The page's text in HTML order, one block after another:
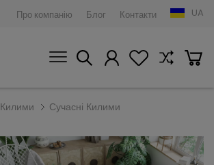
Про компанію Блог Контакти UA
Килими Сучасні Килими